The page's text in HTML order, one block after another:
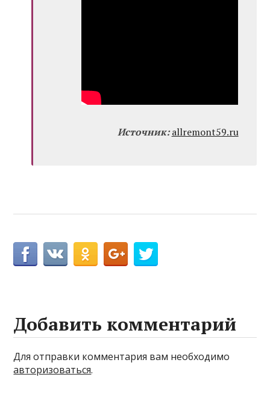
Источник: allremont59.ru
Добавить комментарий
Для отправки комментария вам необходимо
авторизоваться.